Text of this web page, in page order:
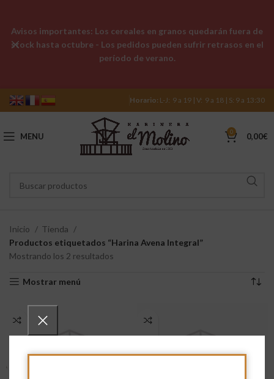
Horario: L-J: 9 a 19 | V: 9 a 18 | S: 9 a 13:30
MENU 0 0,00€
Inicio
Tienda
Productos etiquetados “Harina Avena Integral”
Mostrando los 2 resultados
Mostrar menú
Avisos importantes: Los cereales en granos quedarán fuera de
stock hasta octubre - Los pedidos pueden sufrir retrasos en el
período de verano.